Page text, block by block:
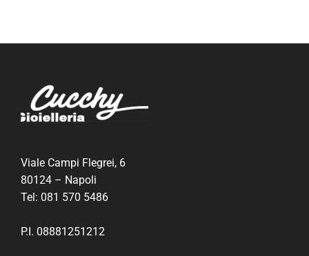
Viale Campi Flegrei, 6
80124 – Napoli
Tel: 081 570 5486
P.I. 08881251212